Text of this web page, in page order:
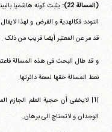
(المسالة 22):
یثبت کونه هاشمیا
التودد فکالهدیة و القرض و لهذا
قد مر عن المعتبر أیضا قریب من ذلک
و قد طال البحث فی هذه المسالة
نعط المسالة حقها لسعة دائرتها.
|1| لایخفی أن حجیة العلم الجازم
الوجدان و لاتحتاج الی برهان.